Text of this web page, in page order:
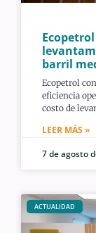
barril
Ecopetrol
eficiencia
costo de
LEER MÁS »
7 de agosto
ACTUALIDAD